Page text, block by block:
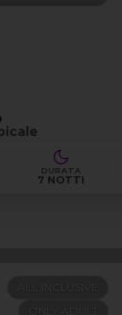
DURATA
7 NOTTI